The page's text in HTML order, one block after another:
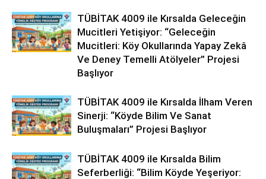
TÜBİTAK 4009 ile Kırsalda Geleceğin
Mucitleri Yetişiyor: “Geleceğin
Mucitleri: Köy Okullarında Yapay Zekâ
Ve Deney Temelli Atölyeler” Projesi
Başlıyor
TÜBİTAK 4009 ile Kırsalda İlham Veren
Sinerji: “Köyde Bilim Ve Sanat
Buluşmaları” Projesi Başlıyor
TÜBİTAK 4009 ile Kırsalda Bilim
Seferberliği: “Bilim Köyde Yeşeriyor: